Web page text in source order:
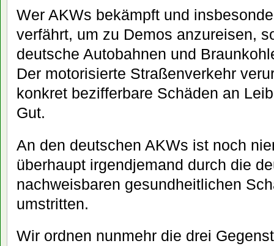
Wer AKWs bekämpft und
verfährt, um zu Demos anzureisen,
deutsche Autobahnen und
Der motorisierte Straßenverkehr
konkret bezifferbare Schäden an
Gut.
An den deutschen AKWs ist noch
überhaupt irgendjemand durch die
nachweisbaren gesundheitlichen
umstritten.
Wir ordnen nunmehr die drei